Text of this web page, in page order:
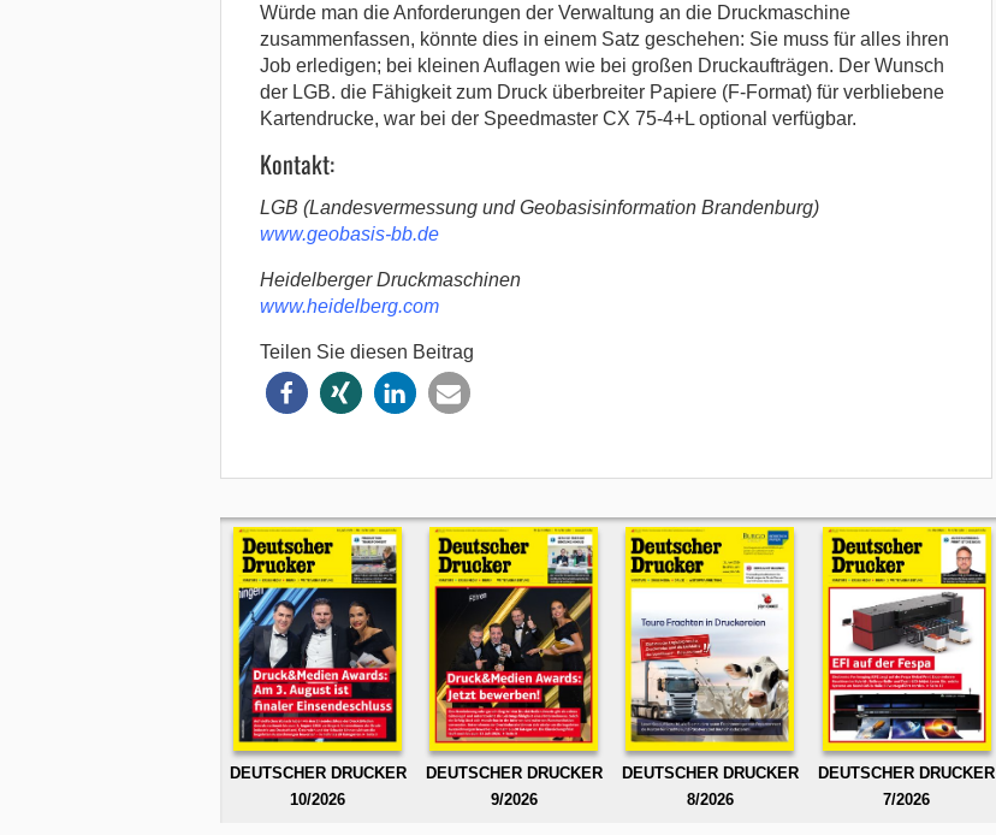
Würde man die Anforderungen der Verwaltung an die Druckmaschine
zusammenfassen, könnte dies in einem Satz geschehen: Sie muss für alles ihren
Job erledigen; bei kleinen Auflagen wie bei großen Druckaufträgen. Der Wunsch
der LGB. die Fähigkeit zum Druck überbreiter Papiere (F-Format) für verbliebene
Kartendrucke, war bei der Speedmaster CX 75-4+L optional verfügbar.
Kontakt:
LGB (Landesvermessung und Geobasisinformation Brandenburg)
www.geobasis-bb.de
Heidelberger Druckmaschinen
www.heidelberg.com
Teilen Sie diesen Beitrag
DEUTSCHER DRUCKER
10/2026
DEUTSCHER DRUCKER
9/2026
DEUTSCHER DRUCKER
8/2026
DEUTSCHER DRUCKER
7/2026